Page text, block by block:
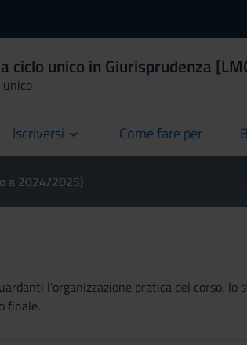
ciclo unico in Giurisprudenza
unico
Iscriversi Come fare per
current
a 2024/2025)
l'organizzazione pratica del
finale.